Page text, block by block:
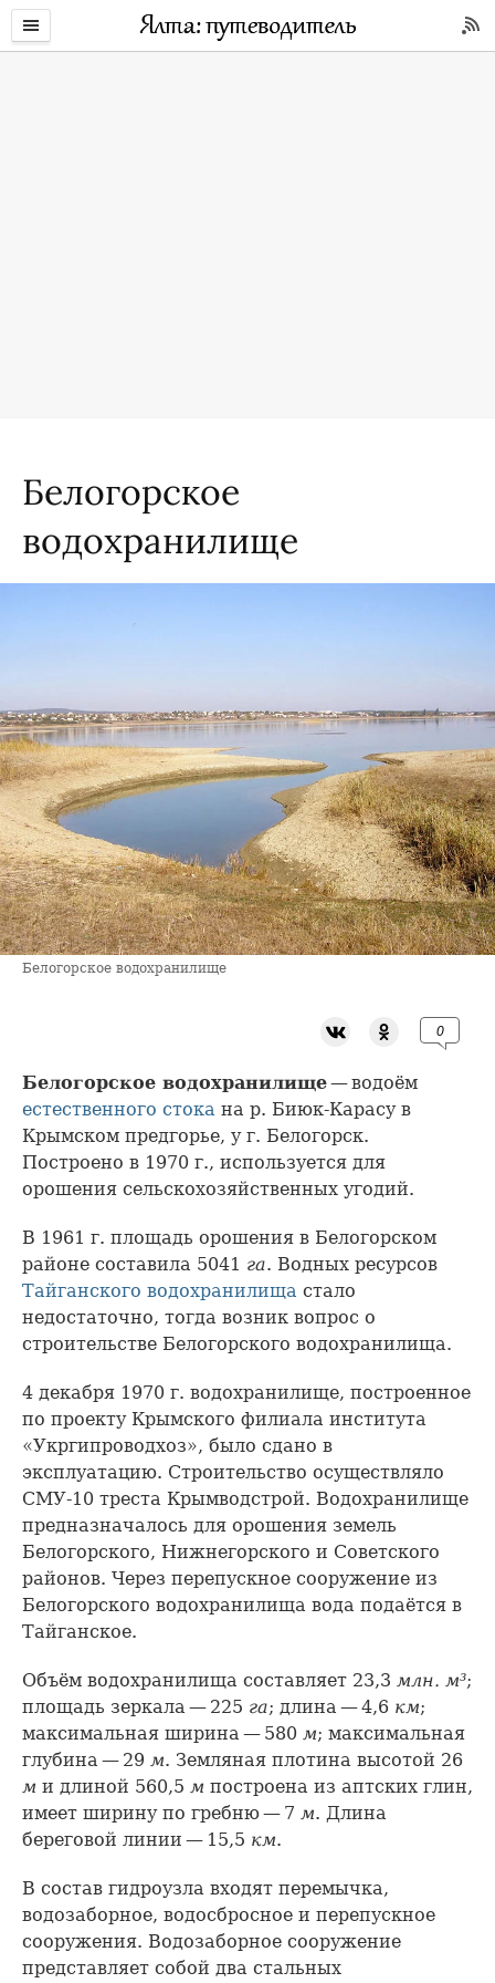
Белогорское
водохранилище
Белогорское водохранилище
0
Белогорское водохранилище— водоём
естественного стока на р. Биюк-Карасу в
Крымском предгорье, у г. Белогорск.
Построено в 1970 г., используется для
орошения сельскохозяйственных угодий.
В 1961 г. площадь орошения в Белогорском
районе составила 5041 га. Водных ресурсов
Тайганского водохранилища стало
недостаточно, тогда возник вопрос о
строительстве Белогорского водохранилища.
4 декабря 1970 г. водохранилище, построенное
по проекту Крымского филиала института
«Укргипроводхоз», было сдано в
эксплуатацию. Строительство осуществляло
СМУ-10 треста Крымводстрой. Водохранилище
предназначалось для орошения земель
Белогорского, Нижнегорского и Советского
районов. Через перепускное сооружение из
Белогорского водохранилища вода подаётся в
Тайганское.
Объём водохранилища составляет 23,3 млн. м³;
площадь зеркала — 225 га; длина — 4,6 км;
максимальная ширина — 580 м; максимальная
глубина — 29 м. Земляная плотина высотой 26
м и длиной 560,5 м построена из аптских глин,
имеет ширину по гребню — 7 м. Длина
береговой линии — 15,5 км.
В состав гидроузла входят перемычка,
водозаборное, водосбросное и перепускное
сооружения. Водозаборное сооружение
представляет собой два стальных